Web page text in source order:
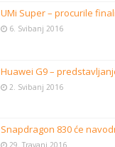
UMi Super – procurile
6. Svibanj 2016
Huawei G9 –
2. Svibanj 2016
Snapdragon 830 će
29. Travanj 2016